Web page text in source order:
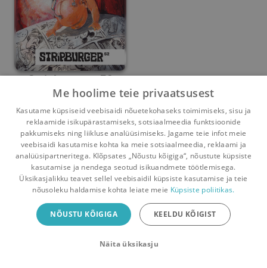
Stripburger #52
Andrej Štular,Domen Finžgar ,Matej de Cecco,Tanja
Umbes 6 aastattagasi
Pealehele Ostukorv Sõnumid Teated Konto
Raamatuvahetuse mobiiliäpp
Vaheta raamatuid veelgi mugavamalt!
Me hoolime teie privaatsusest
Kasutame küpsiseid veebisaidi nõuetekohaseks toimimiseks, sisu ja
reklaamide isikupärastamiseks, sotsiaalmeedia funktsioonide
pakkumiseks ning liikluse analüüsimiseks. Jagame teie infot meie
veebisaidi kasutamise kohta ka meie sotsiaalmeedia, reklaami ja
analüüsipartneritega. Klõpsates „Nõustu kõigiga“, nõustute küpsiste
kasutamise ja nendega seotud isikuandmete töötlemisega.
Üksikasjalikku teavet sellel veebisaidil küpsiste kasutamise ja teie
nõusoleku haldamise kohta leiate meie Küpsiste poliitikas.
NÕUSTU KÕIGIGA KEELDU KÕIGIST
Näita üksikasju